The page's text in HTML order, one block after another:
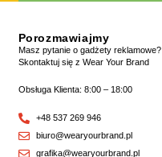
Porozmawiajmy
Masz pytanie o gadżety reklamowe?
Skontaktuj się z Wear Your Brand
Obsługa Klienta: 8:00 – 18:00
+48 537 269 946
biuro@wearyourbrand.pl
grafika@wearyourbrand.pl